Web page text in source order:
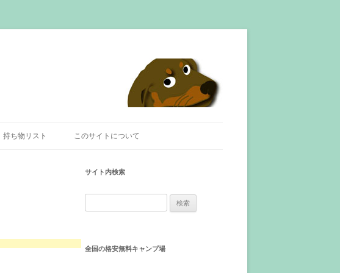
持ち物リスト このサイトについて
サイト内検索
全国の格安無料キャンプ場